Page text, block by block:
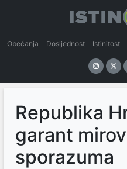
Obećanja Dosljednost Istinitost
Republika
garant
sporazuma